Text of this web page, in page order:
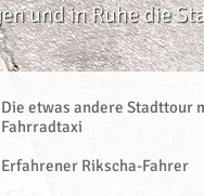
und in Ruhe die
Die etwas andere Stadttour
Fahrradtaxi
Erfahrener Rikscha-Fahrer